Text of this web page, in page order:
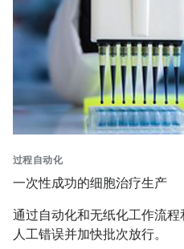
过程自动化
一次性成功的细胞治疗生产
通过自动化和无纸化工作流
人工错误并加快批次放行。